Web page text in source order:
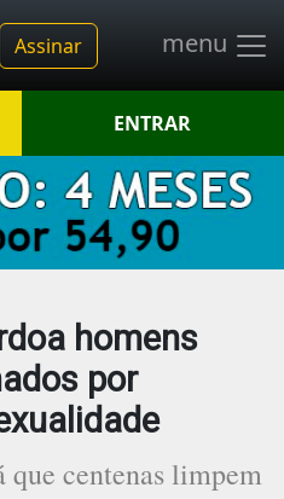
Assinar menu
ENTRAR
homens
por
centenas limpem